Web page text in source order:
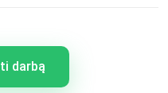
darbą